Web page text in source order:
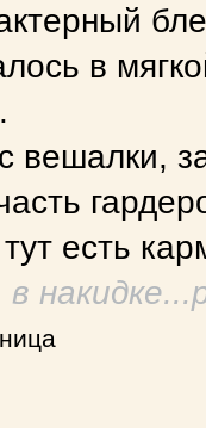
в
вешалки,
есть